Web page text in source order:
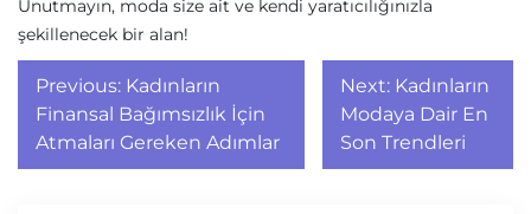
Unutmayın, moda size ait ve kendi yaratıcılığınızla
şekillenecek bir alan!
Yazı
gezinmesi
Previous: Kadınların
Finansal Bağımsızlık İçin
Atmaları Gereken Adımlar
Next: Kadınların
Modaya Dair En
Son Trendleri